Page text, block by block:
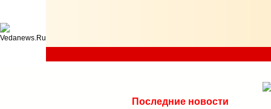
Последние новости